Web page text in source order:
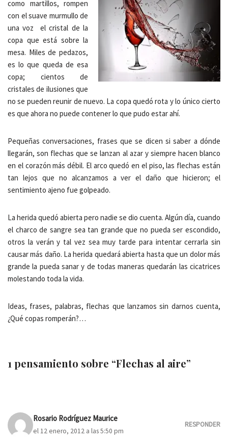
como martillos, rompen
con el suave murmullo de
una voz el cristal de la
copa que está sobre la
mesa. Miles de pedazos,
es lo que queda de esa
copa; cientos de
cristales de ilusiones que
no se pueden reunir de nuevo. La copa quedó rota y lo único cierto
es que ahora no puede contener lo que pudo estar ahí.
Pequeñas conversaciones, frases que se dicen si saber a dónde
llegarán, son flechas que se lanzan al azar y siempre hacen blanco
en el corazón más débil. El arco quedó en el piso, las flechas están
tan lejos que no alcanzamos a ver el daño que hicieron; el
sentimiento ajeno fue golpeado.
La herida quedó abierta pero nadie se dio cuenta. Algún día, cuando
el charco de sangre sea tan grande que no pueda ser escondido,
otros la verán y tal vez sea muy tarde para intentar cerrarla sin
causar más daño. La herida quedará abierta hasta que un dolor más
grande la pueda sanar y de todas maneras quedarán las cicatrices
molestando toda la vida.
Ideas, frases, palabras, flechas que lanzamos sin darnos cuenta,
¿Qué copas romperán?…
1 pensamiento sobre “Flechas al aire”
Rosario Rodríguez Maurice
el 12 enero, 2012 a las 5:50 pm
RESPONDER